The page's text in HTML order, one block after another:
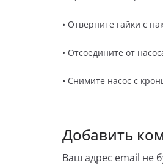
• Отверните гайки с
• Отсоедините от
• Снимите насос с
Добавить
Ваш адрес email не